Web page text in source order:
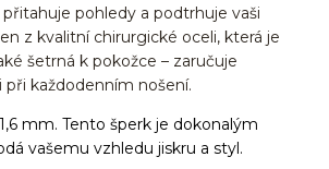
pohledy a podtrhuje vaši
z kvalitní chirurgické oceli, která je
šetrná k pokožce – zaručuje
při každodenním nošení.
mm. Tento šperk je dokonalým
vašemu vzhledu jiskru a styl.